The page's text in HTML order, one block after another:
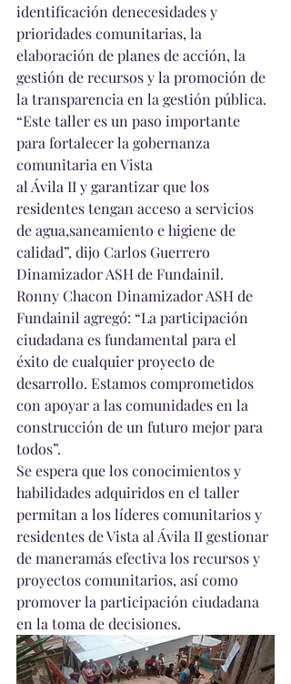
identificación denecesidades y
prioridades comunitarias, la
elaboración de planes de acción, la
gestión de recursos y la promoción de
la transparencia en la gestión pública.
“Este taller es un paso importante
para fortalecer la gobernanza
comunitaria en Vista
al Ávila II y garantizar que los
residentes tengan acceso a servicios
de agua,saneamiento e higiene de
calidad”, dijo Carlos Guerrero
Dinamizador ASH de Fundainil.
Ronny Chacon Dinamizador ASH de
Fundainil agregó: “La participación
ciudadana es fundamental para el
éxito de cualquier proyecto de
desarrollo. Estamos comprometidos
con apoyar a las comunidades en la
construcción de un futuro mejor para
todos”.
Se espera que los conocimientos y
habilidades adquiridos en el taller
permitan a los líderes comunitarios y
residentes de Vista al Ávila II gestionar
de maneramás efectiva los recursos y
proyectos comunitarios, así como
promover la participación ciudadana
en la toma de decisiones.